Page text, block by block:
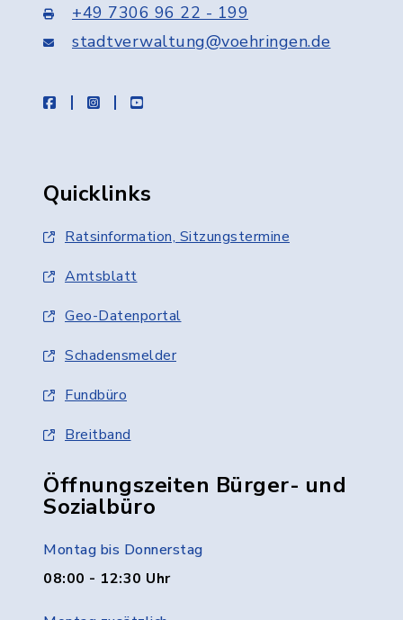
+49 7306 96 22 - 199
stadtverwaltung@voehringen.de
facebookinstagramyoutube
Quicklinks
Ratsinformation, Sitzungstermine
Amtsblatt
Geo-Datenportal
Schadensmelder
Fundbüro
Breitband
Öffnungszeiten Bürger- und
Sozialbüro
Montag bis Donnerstag
08:00 - 12:30 Uhr